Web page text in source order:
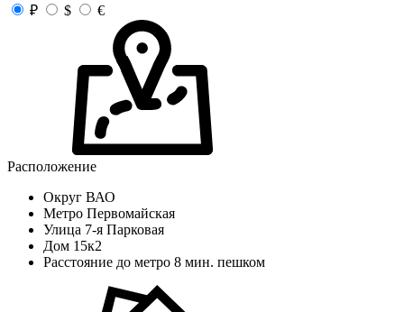
₽
$ €
Расположение
Округ ВАО
Метро Первомайская
Улица 7-я Парковая
Дом 15к2
Расстояние до метро 8 мин. пешком